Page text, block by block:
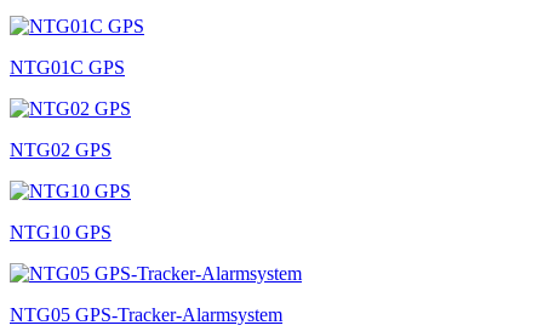
NTG01C GPS
NTG02 GPS
NTG10 GPS
NTG05 GPS-Tracker-Alarmsystem